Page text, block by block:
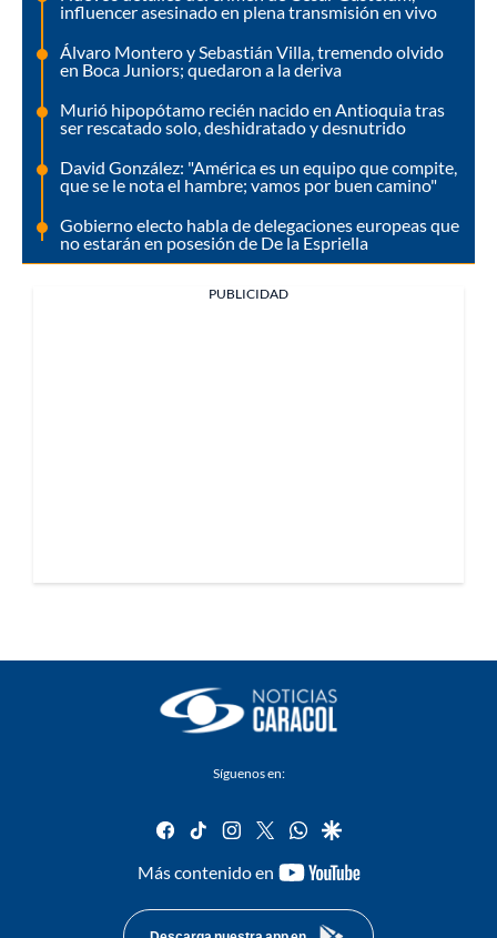
influencer asesinado en plena transmisión en vivo
Álvaro Montero y Sebastián Villa, tremendo olvido
en Boca Juniors; quedaron a la deriva
Murió hipopótamo recién nacido en Antioquia tras
ser rescatado solo, deshidratado y desnutrido
David González: "América es un equipo que compite,
que se le nota el hambre; vamos por buen camino"
Gobierno electo habla de delegaciones europeas que
no estarán en posesión de De la Espriella
PUBLICIDAD
Síguenos en:
facebook
tiktok instagram
twitterwhatsapp
google
Más contenido en
youtube-